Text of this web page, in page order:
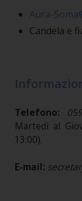
Aura-
Candela e
Telefono:
Martedì al
13:00).
E-mail: